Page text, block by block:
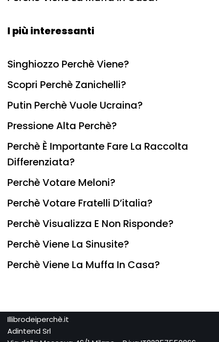
I più interessanti
Singhiozzo Perchè Viene?
Scopri Perchè Zanichelli?
Putin Perchè Vuole Ucraina?
Pressione Alta Perchè?
Perchè È Importante Fare La Raccolta
Differenziata?
Perchè Votare Meloni?
Perchè Votare Fratelli D’italia?
Perchè Visualizza E Non Risponde?
Perchè Viene La Sinusite?
Perchè Viene La Muffa In Casa?
Illibrodeiperchè.it
Adintend Srl